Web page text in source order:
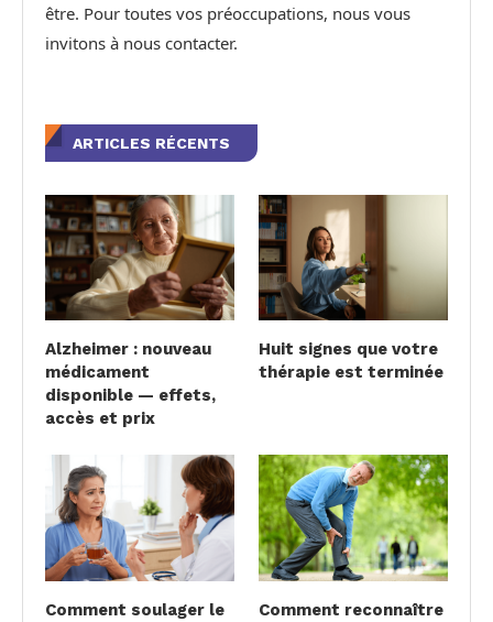
être. Pour toutes vos préoccupations, nous vous
invitons à nous contacter.
ARTICLES RÉCENTS
Alzheimer : nouveau
médicament
disponible — effets,
accès et prix
Huit signes que votre
thérapie est terminée
Comment soulager le
Comment reconnaître